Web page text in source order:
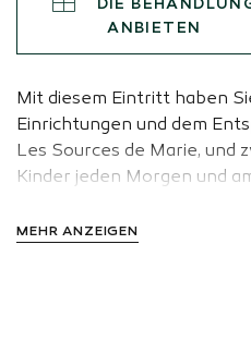
DIE
ANBIETEN
Mit diesem Eintritt haben
Einrichtungen und dem
Les Sources de Marie, und
Kinder jeden Morgen und
MEHR ANZEIGEN